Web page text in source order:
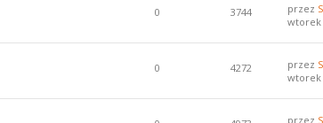
0 3744 przez
wtorek
0 4272 przez
wtorek
przez